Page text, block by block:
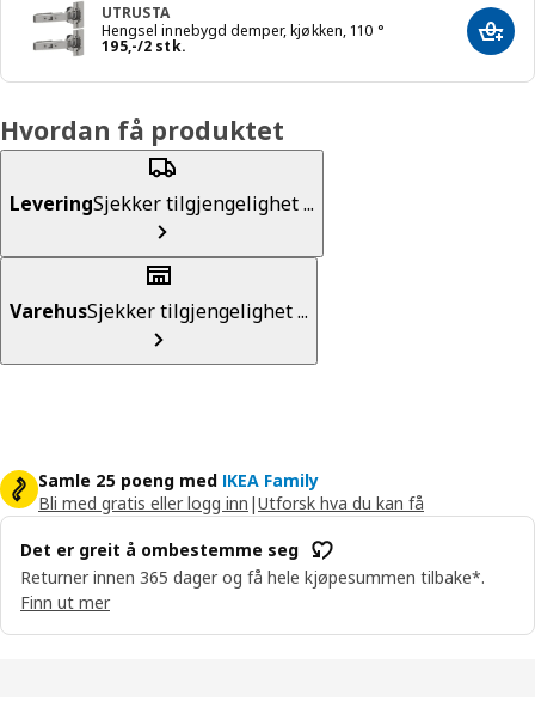
UTRUSTA
Hengsel innebygd demper, kjøkken, 110 °
195,-/2 stk.
Pris 195,-/2 stk. Legg
Hvordan få produktet
LeveringSjekker tilgjengelighet ...
VarehusSjekker tilgjengelighet ...
Samle 25 poeng med IKEA Family
Bli med gratis eller logg inn |Utforsk hva du kan få
Det er greit å ombestemme seg
Returner innen 365 dager og få hele kjøpesummen tilbake*.
Finn ut mer